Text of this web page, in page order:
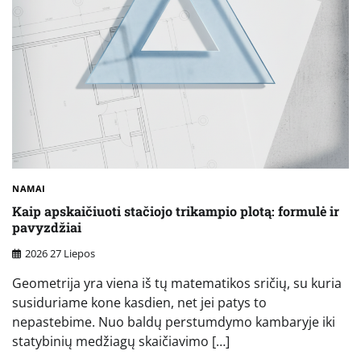
NAMAI
Kaip apskaičiuoti stačiojo trikampio plotą: formulė ir
pavyzdžiai
2026 27 Liepos
Geometrija yra viena iš tų matematikos sričių, su kuria
susiduriame kone kasdien, net jei patys to
nepastebime. Nuo baldų perstumdymo kambaryje iki
statybinių medžiagų skaičiavimo […]